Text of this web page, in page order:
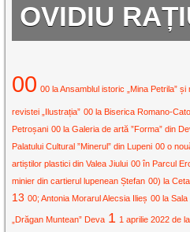
OVIDIU
00 00 la Ansamblul istoric „Mina Petrila”
revistei „Ilustrația” 00 la Biserica Romano-
Petroșani 00 la Galeria de artă ”Forma” din
Palatului Cultural ”Minerul” din Lupeni 00 o
artiștilor plastici din Valea Jiului 00 în Parcul
minier din cartierul lupenean Ștefan 00) la
13 00; Antonia Morarul Alecsia Ilieș 00 la Sala
„Drăgan Muntean” Deva 1 1 aprilie 2022 de